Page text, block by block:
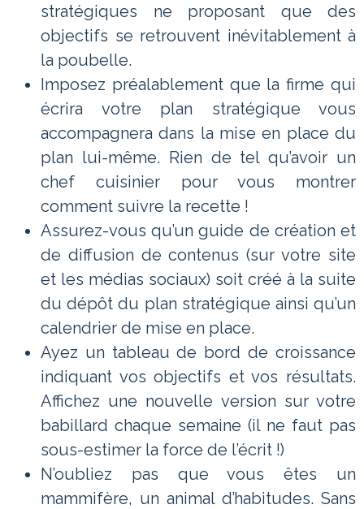
stratégiques ne proposant que des
objectifs se retrouvent inévitablement à
la poubelle.
Imposez préalablement que la firme qui
écrira votre plan stratégique vous
accompagnera dans la mise en place du
plan lui-même. Rien de tel qu’avoir un
chef cuisinier pour vous montrer
comment suivre la recette !
Assurez-vous qu’un guide de création et
de diffusion de contenus (sur votre site
et les médias sociaux) soit créé à la suite
du dépôt du plan stratégique ainsi qu’un
calendrier de mise en place.
Ayez un tableau de bord de croissance
indiquant vos objectifs et vos résultats.
Affichez une nouvelle version sur votre
babillard chaque semaine (il ne faut pas
sous-estimer la force de l’écrit !)
N’oubliez pas que vous êtes un
mammifère, un animal d’habitudes. Sans